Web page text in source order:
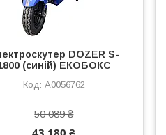
DOZER S-
(синій) ЕКОБОКС
А0056762
50 089 ₴